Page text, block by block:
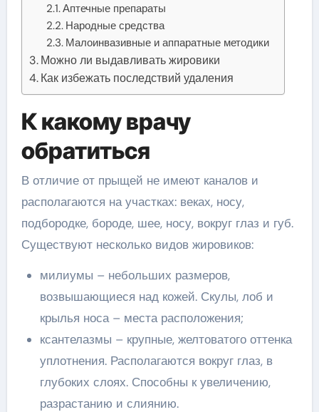
Аптечные препараты
Народные средства
Малоинвазивные и аппаратные методики
Можно ли выдавливать жировики
Как избежать последствий удаления
К какому врачу
обратиться
В отличие от прыщей не имеют каналов и
располагаются на участках: веках, носу,
подбородке, бороде, шее, носу, вокруг глаз и губ.
Существуют несколько видов жировиков:
милиумы – небольших размеров,
возвышающиеся над кожей. Скулы, лоб и
крылья носа – места расположения;
ксантелазмы – крупные, желтоватого оттенка
уплотнения. Располагаются вокруг глаз, в
глубоких слоях. Способны к увеличению,
разрастанию и слиянию.